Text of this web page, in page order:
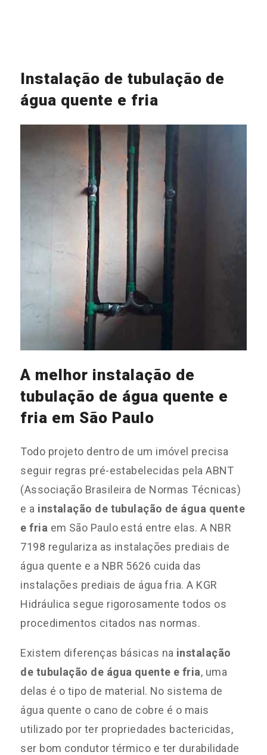
Instalação de tubulação de
água quente e fria
A melhor instalação de
tubulação de água quente e
fria em São Paulo
Todo projeto dentro de um imóvel precisa
seguir regras pré-estabelecidas pela ABNT
(Associação Brasileira de Normas Técnicas)
e a instalação de tubulação de água quente
e fria em São Paulo está entre elas. A NBR
7198 regulariza as instalações prediais de
água quente e a NBR 5626 cuida das
instalações prediais de água fria. A KGR
Hidráulica segue rigorosamente todos os
procedimentos citados nas normas.
Existem diferenças básicas na instalação
de tubulação de água quente e fria, uma
delas é o tipo de material. No sistema de
água quente o cano de cobre é o mais
utilizado por ter propriedades bactericidas,
ser bom condutor térmico e ter durabilidade